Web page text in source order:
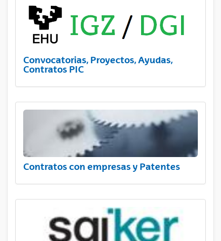
Convocatorias, Proyectos, Ayudas,
Contratos PIC
Contratos con empresas y Patentes